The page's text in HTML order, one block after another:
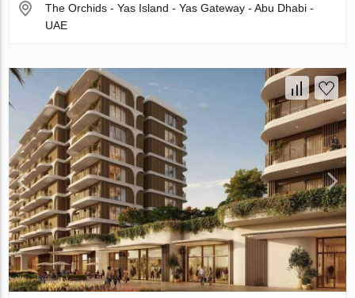
The Orchids - Yas Island - Yas Gateway - Abu Dhabi -
UAE